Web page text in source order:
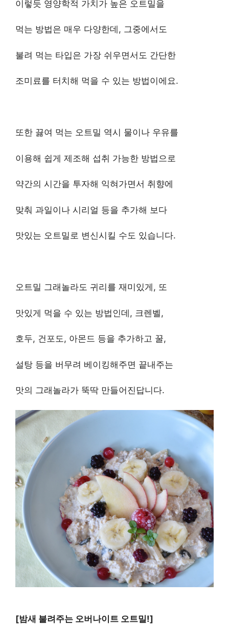
이렇듯 영양학적 가치가 높은 오트밀을
먹는 방법은 매우 다양한데, 그중에서도
불려 먹는 타입은 가장 쉬우면서도 간단한
조미료를 터치해 먹을 수 있는 방법이에요.
또한 끓여 먹는 오트밀 역시 물이나 우유를
이용해 쉽게 제조해 섭취 가능한 방법으로
약간의 시간을 투자해 익혀가면서 취향에
맞춰 과일이나 시리얼 등을 추가해 보다
맛있는 오트밀로 변신시킬 수도 있습니다.
오트밀 그래놀라도 귀리를 재미있게, 또
맛있게 먹을 수 있는 방법인데, 크렌벨,
호두, 건포도, 아몬드 등을 추가하고 꿀,
설탕 등을 버무려 베이킹해주면 끝내주는
맛의 그래놀라가 뚝딱 만들어진답니다.
[밤새 불려주는 오버나이트 오트밀!]